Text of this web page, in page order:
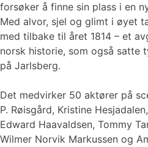
forsøker å finne sin plass i en
Med alvor, sjel og glimt i øyet
med tilbake til året 1814 – et
norsk historie, som også satte
på Jarlsberg.
Det medvirker 50 aktører på
P. Røisgård, Kristine
Edward Haavaldsen, Tommy
Wilmer Norvik Markussen og